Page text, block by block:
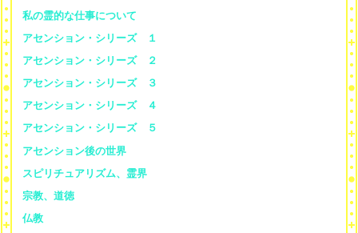
私の霊的な仕事について
アセンション・シリーズ １
アセンション・シリーズ ２
アセンション・シリーズ ３
アセンション・シリーズ ４
アセンション・シリーズ ５
アセンション後の世界
スピリチュアリズム、霊界
宗教、道徳
仏教